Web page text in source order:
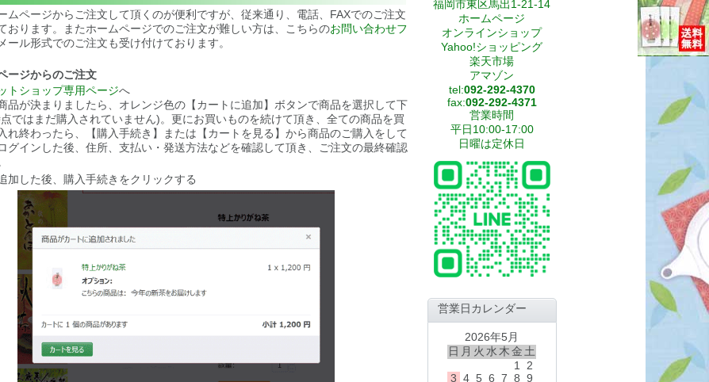
ムページからご注文して頂くのが便利ですが、従来通り、電話、FAXでのご注文
おります。またホームページでのご注文が難しい方は、こちらのお問い合わせフ
ール形式でのご注文も受け付けております。
ージからのご注文
トショップ専用ページへ
品が決まりましたら、オレンジ色の【カートに追加】ボタンで商品を選択して下
ではまだ購入されていません)。更にお買いものを続けて頂き、全ての商品を買
れ終わったら、【購入手続き】または【カートを見る】から商品のご購入をして
グインした後、住所、支払い・発送方法などを確認して頂き、ご注文の最終確認
加した後、購入手続きをクリックする
福岡市東区馬出1-21-14
ホームページ
オンラインショップ
Yahoo!ショッピング
楽天市場
アマゾン
tel:092-292-4370
fax:092-292-4371
営業時間
平日10:00-17:00
日曜は定休日
営業日カレンダー
2026年5月
日 月 火 水 木 金 土
1
2
3 4 5 6 7 8 9